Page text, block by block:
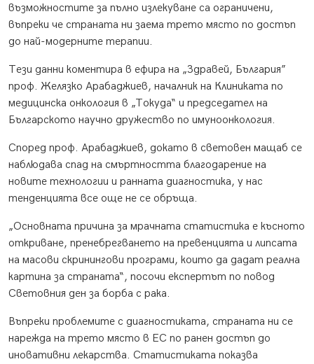
възможностите за пълно излекуване са ограничени,
въпреки че страната ни заема трето място по достъп
до най-модерните терапии.
Тези данни коментира в ефира на „Здравей, България”
проф. Желязко Арабаджиев, началник на Клиниката по
медицинска онкология в „Токуда“ и председател на
Българското научно дружество по имуноонкология.
Според проф. Арабаджиев, докато в световен мащаб се
наблюдава спад на смъртността благодарение на
новите технологии и ранната диагностика, у нас
тенденцията все още не се обръща.
„Основната причина за мрачната статистика е късното
откриване, пренебрегването на превенцията и липсата
на масови скринингови програми, които да дадат реална
картина за страната“, посочи експертът по повод
Световния ден за борба с рака.
Въпреки проблемите с диагностиката, страната ни се
нарежда на трето място в ЕС по ранен достъп до
иновативни лекарства. Статистиката показва